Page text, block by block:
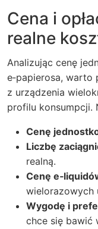
Cena i
realne
Analizując cenę
e‑papierosa,
z urządzenia
profilu konsumpcji.
Cenę
Liczbę
realną.
Cenę
wielorazowych
Wygodę i
chce się bawić